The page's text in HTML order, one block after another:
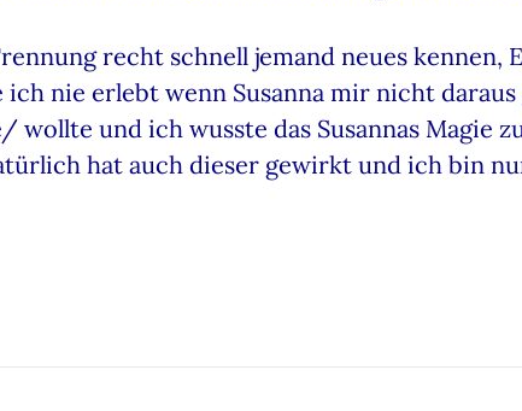
recht schnell jemand neues
nie erlebt wenn Susanna mir nicht
und ich wusste das Susannas Magie
hat auch dieser gewirkt und ich bin